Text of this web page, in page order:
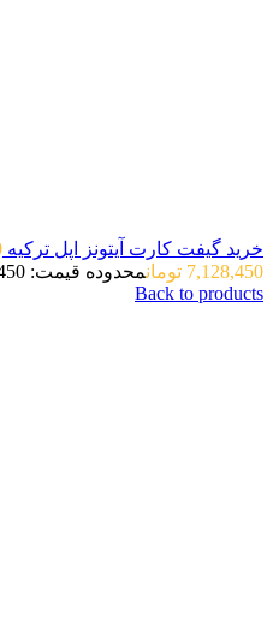
خرید گیفت کارت آیتونز اپل ترکیه
7,128,450 تومانمحدوده قیمت: 122,450 تومان تا 7,128,450 تومان
Back to products